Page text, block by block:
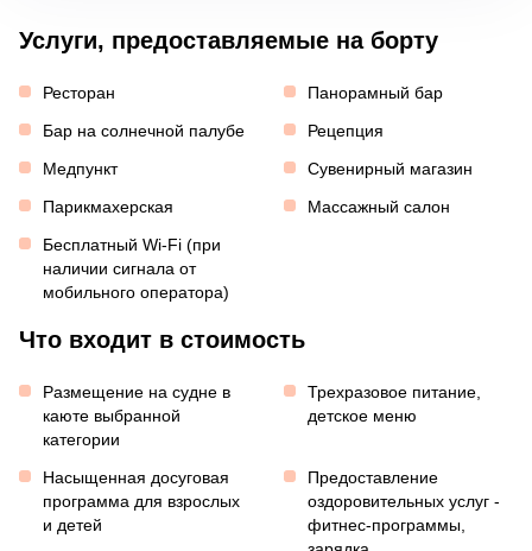
Услуги, предоставляемые на борту
Ресторан
Панорамный бар
Бар на солнечной палубе
Рецепция
Медпункт
Сувенирный магазин
Парикмахерская
Массажный салон
Бесплатный Wi-Fi (при
наличии сигнала от
мобильного оператора)
Что входит в стоимость
Размещение на судне в
каюте выбранной
категории
Трехразовое питание,
детское меню
Насыщенная досуговая
программа для взрослых
и детей
Предоставление
оздоровительных услуг -
фитнес-программы,